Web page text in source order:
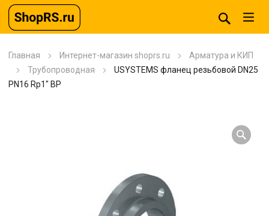
Главная Интернет-магазин shoprs.ru
Арматура и КИП
Трубопроводная
USYSTEMS фланец резьбовой DN25
PN16 Rp1″ ВР